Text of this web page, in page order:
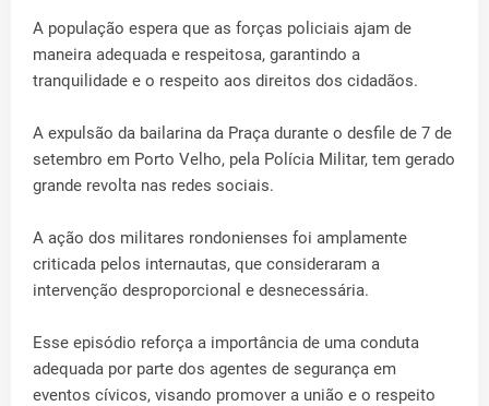
A população espera que as forças policiais ajam de
maneira adequada e respeitosa, garantindo a
tranquilidade e o respeito aos direitos dos cidadãos.
A expulsão da bailarina da Praça durante o desfile de 7 de
setembro em Porto Velho, pela Polícia Militar, tem gerado
grande revolta nas redes sociais.
A ação dos militares rondonienses foi amplamente
criticada pelos internautas, que consideraram a
intervenção desproporcional e desnecessária.
Esse episódio reforça a importância de uma conduta
adequada por parte dos agentes de segurança em
eventos cívicos, visando promover a união e o respeito